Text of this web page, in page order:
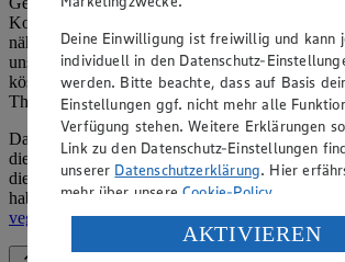
Kooperation, um die Welt der veganen
näher zu beleuchten. Schaue in den kommenden
unseren Social-Media-Kanälen und bei „This Is
köstliche vegane Rezepte und viele
Thema zu entdecken.
Das 2019 gegründete Online-Magazin „This Is
die Themen Veganismus, Umwelt und Tiere
die auch für EDEKA Südwest eine ganz
haben. Neben zahlreichen interessanten Artikeln
vegan.comauch eine große vegane
Deine Einwilligung ist freiwillig und kann
individuell in den Datenschutz-
werden. Bitte beachte, dass auf Basis
Einstellungen ggf. nicht mehr alle
Verfügung stehen. Weitere Erklärungen
Link zu den Datenschutz-Einstellungen
unserer Datenschutzerklärung. Hier
mehr über unsereCookie-Policy.
Verarbeitung deiner personenbezogenen
USA durch Facebook und YouTube:
AKTIVIEREN